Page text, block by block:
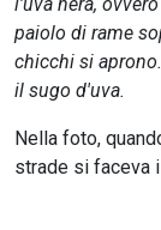
paiolo di rame
chicchi si
il sugo d'uva.
Nella foto,
strade si faceva